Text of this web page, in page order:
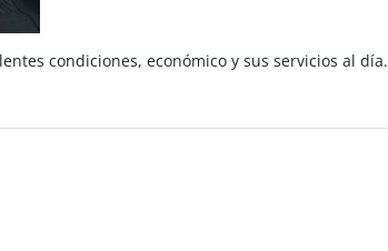
condiciones, económico y sus servicios al día.